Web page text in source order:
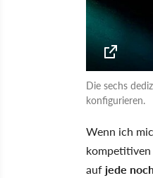
Die sechs
konfigurieren.
Wenn ich
auf jede